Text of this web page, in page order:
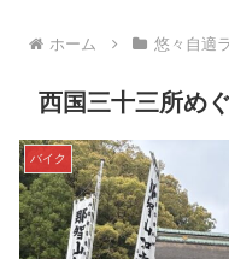
ホーム 悠々自適
西国三十三所め
バイク